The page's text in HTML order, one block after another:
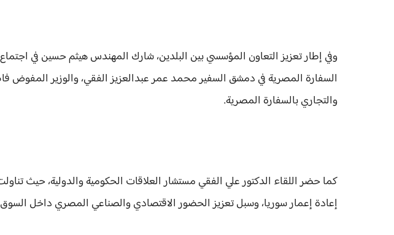
وفي إطار تعزيز التعاون المؤسسي بين البلدين، شارك المهندس هيثم حسين في
السفارة المصرية في دمشق السفير محمد عمر عبدالعزيز الفقي، والوزير المفوض
والتجاري بالسفارة المصرية.
كما حضر اللقاء الدكتور علي الفقي مستشار العلاقات الحكومية والدولية، حيث
إعادة إعمار سوريا، وسبل تعزيز الحضور الاقتصادي والصناعي المصري داخل السوق